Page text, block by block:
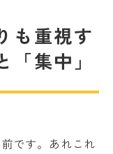
も重視す
集中」
です。あれこれ